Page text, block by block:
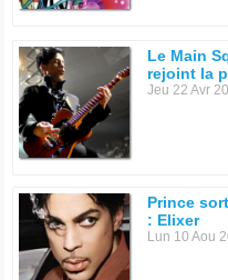
Le Main
rejoint la
Jeu 22 Avr
Prince
: Elixer
Lun 10 Aou